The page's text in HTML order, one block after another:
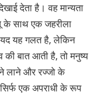
देता है। वह मान्यता
के साथ एक जहरीला
यह गलत है, लेकिन
बात आती है, तो मनुष्य
लाने और रज्जो के
एक अपराधी के रूप